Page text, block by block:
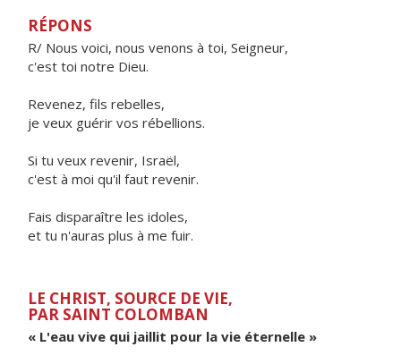
RÉPONS
R/ Nous voici, nous venons à toi, Seigneur,
c'est toi notre Dieu.
Revenez, fils rebelles,
je veux guérir vos rébellions.
Si tu veux revenir, Israël,
c'est à moi qu'il faut revenir.
Fais disparaître les idoles,
et tu n'auras plus à me fuir.
LE CHRIST, SOURCE DE VIE,
PAR SAINT COLOMBAN
« L'eau vive qui jaillit pour la vie éternelle »